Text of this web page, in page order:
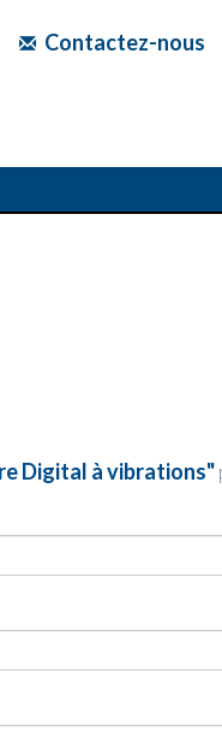
Contactez-nous
Digital à vibrations"